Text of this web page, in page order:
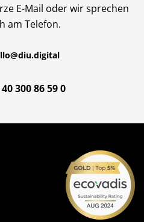
E-Mail oder wir sprechen
am Telefon.
300 86 59 0